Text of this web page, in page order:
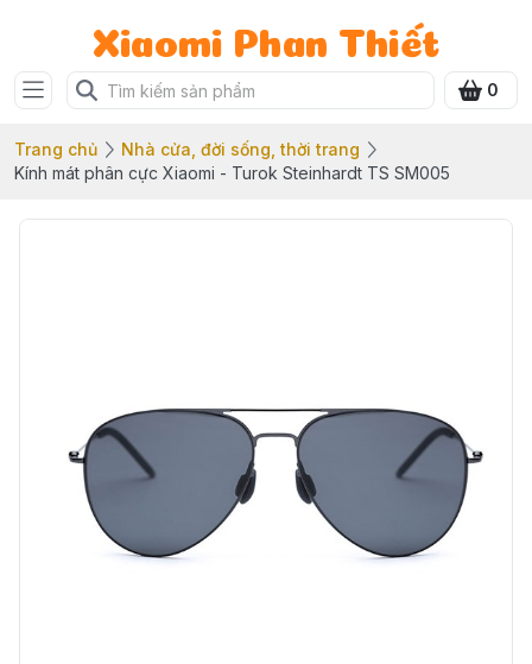
Xiaomi Phan Thiết
0
Trang chủ
Nhà cửa, đời sống, thời trang
Kính mát phân cực Xiaomi - Turok Steinhardt TS SM005